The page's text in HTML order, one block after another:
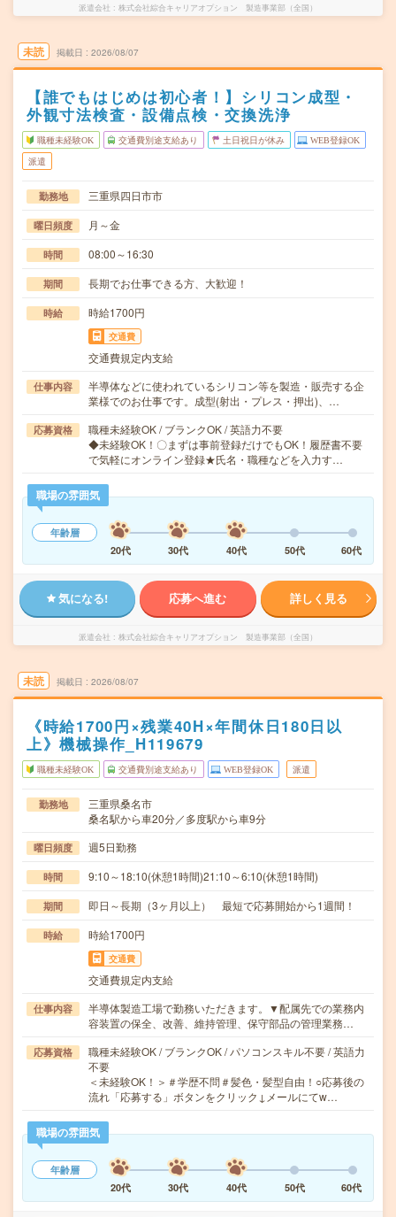
派遣会社 株式会社綜合キャリアオプション 製造事業部（全国）
未読 掲載日 2026/08/07
【誰でもはじめは初心者！】シリコン成型・
外観寸法検査・設備点検・交換洗浄
職種未経験OK 交通費別途支給あり 土日祝日が休み WEB登録OK
派遣
勤務地 三重県四日市市
曜日頻度 月～金
時間 08:00～16:30
期間 長期でお仕事できる方、大歓迎！
時給 時給1700円
交通費
交通費規定内支給
仕事内容
半導体などに使われているシリコン等を製造・販売する企
業様でのお仕事です。成型(射出・プレス・押出)、…
応募資格
職種未経験OK / ブランクOK / 英語力不要
◆未経験OK！〇まずは事前登録だけでもOK！履歴書不要
で気軽にオンライン登録★氏名・職種などを入力す…
職場の雰囲気
年齢層
20代
30代 40代 50代 60代
気になる! 応募へ進む 詳しく見る
派遣会社 株式会社綜合キャリアオプション 製造事業部（全国）
未読 掲載日 2026/08/07
《時給1700円×残業40H×年間休日180日以
上》機械操作_H119679
職種未経験OK 交通費別途支給あり WEB登録OK 派遣
勤務地
三重県桑名市
桑名駅から車20分／多度駅から車9分
曜日頻度 週5日勤務
時間 9:10～18:10(休憩1時間)21:10～6:10(休憩1時間)
期間 即日～長期（3ヶ月以上） 最短で応募開始から1週間！
時給 時給1700円
交通費
交通費規定内支給
仕事内容
半導体製造工場で勤務いただきます。▼配属先での業務内
容装置の保全、改善、維持管理、保守部品の管理業務…
応募資格
職種未経験OK / ブランクOK / パソコンスキル不要 / 英語力
不要
＜未経験OK！＞＃学歴不問＃髪色・髪型自由！○応募後の
流れ「応募する」ボタンをクリック↓メールにてw…
職場の雰囲気
年齢層
20代
30代 40代 50代 60代